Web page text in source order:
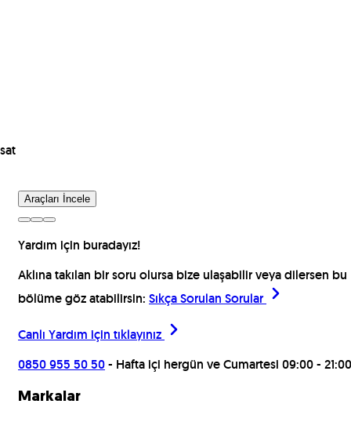
Araçları İncele
Yardım için buradayız!
Aklına takılan bir soru olursa bize ulaşabilir veya dilersen bu
bölüme göz atabilirsin: Sıkça Sorulan Sorular
Canlı Yardım için tıklayınız
0850 955 50 50- Hafta içi hergün ve Cumartesi 09:00 - 21:00
Markalar